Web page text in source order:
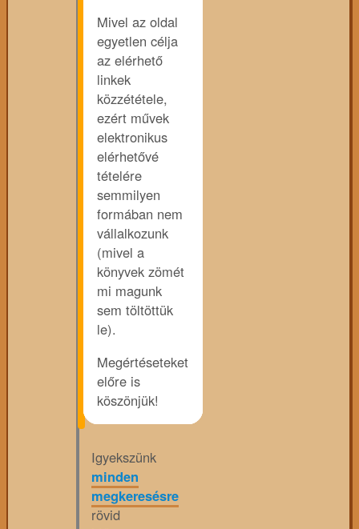
Mivel az oldal
egyetlen célja
az elérhető
linkek
közzététele,
ezért művek
elektronikus
elérhetővé
tételére
semmilyen
formában nem
vállalkozunk
(mivel a
könyvek zömét
mi magunk
sem töltöttük
le).
Megértéseteket
előre is
köszönjük!
Igyekszünk
minden
megkeresésre
rövid